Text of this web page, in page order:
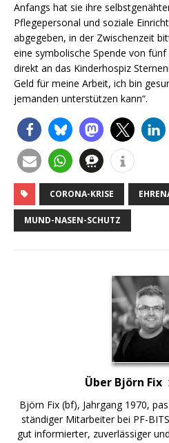
Anfangs hat sie ihre
Pflegepersonal und soziale
abgegeben, in der Zwischenzeit
eine symbolische Spende von
direkt an das Kinderhospiz
Geld für meine Arbeit, ich bin
jemanden unterstützen kann“.
CORONA-KRISE
MUND-NASEN-SCHUTZ
Über Björn Fix
Björn Fix (bf), Jahrgang 1970,
ständiger Mitarbeiter bei PF-
gut informierter, zuverlässiger